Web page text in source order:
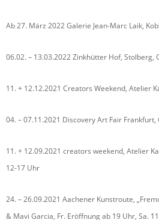
Ab 27. März 2022 Galerie Jean-Marc Laik,
06.02. – 13.03.2022 Zinkhütter Hof, Stolberg,
11. + 12.12.2021 Creators Weekend, Atelier
04. – 07.11.2021 Discovery Art Fair
11. + 12.09.2021 creators weekend, Atelier
12-17 Uhr
24. – 26.09.2021 Aachener Kunstroute,
& Mavi Garcia, Fr. Eröffnung ab 19 Uhr, Sa.